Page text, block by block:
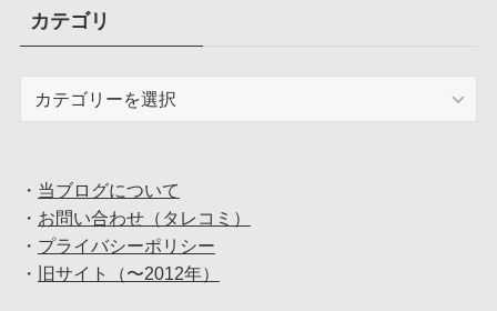
ブカテゴリ
・ 当ブログについて
・ お問い合わせ（タレコミ）
・ プライバシーポリシー
・
旧サイト（〜2012年）